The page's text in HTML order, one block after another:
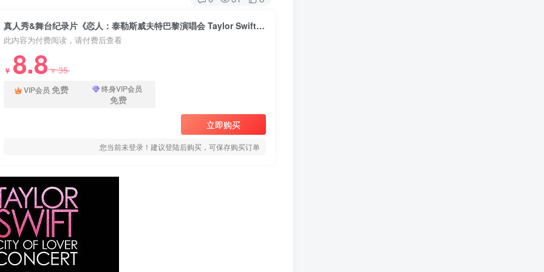
真人秀&舞台纪录片《恋人：泰勒斯威夫特巴黎演唱会 Taylor Swift: City of Lover Concert》下载
此内容为付费阅读，请付费后查看
￥ 8.8￥35
VIP会员 免费 终身VIP会员
免费
立即购买
您当前未登录！建议登陆后购买，可保存购买订单